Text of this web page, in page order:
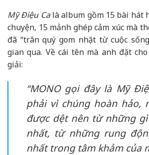
Mỹ Điệu Calà album gồm 15 bài hát
chuyện, 15 mảnh ghép cảm xúc mà
đã “trân quý gom nhặt từ cuộc
gian qua. Về cái tên mà anh đặt
giải:
“MONO gọi đây là Mỹ
phải vì chúng hoàn hảo,
được dệt nên từ những
nhất, từ những rung
nhất trong tâm khảm của